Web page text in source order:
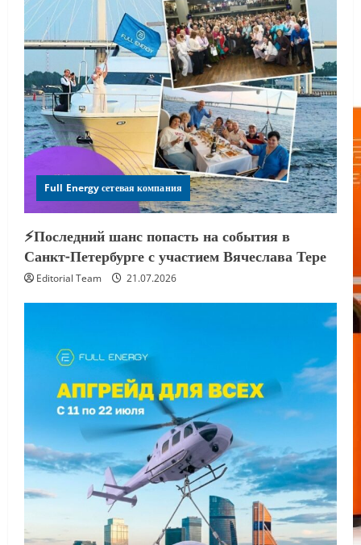
Full Energy сетевая компания
⚡️Последний шанс попасть на события в
Санкт-Петербурге с участием Вячеслава Тере
Editorial Team 21.07.2026